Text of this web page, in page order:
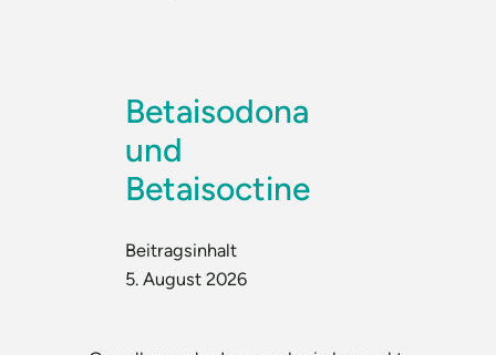
Betaisodona
und
Betaisoctine
Beitragsinhalt
5. August 2026